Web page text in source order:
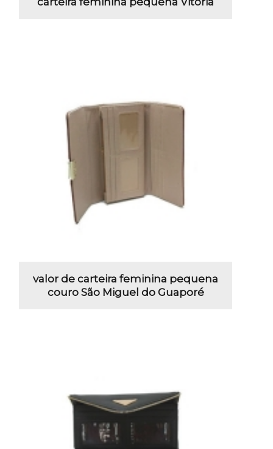
valor de carteira feminina pequena
couro São Miguel do Guaporé